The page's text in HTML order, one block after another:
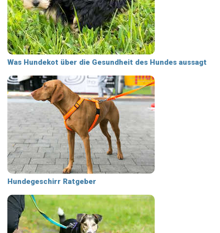
Was Hundekot über die Gesundheit des Hundes aussagt
Hundegeschirr Ratgeber